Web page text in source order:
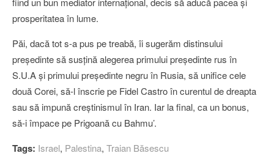
prosperitatea în lume.
Păi, dacă tot s-a pus pe treabă, îi sugerăm distinsului
preşedinte să susţină alegerea primului preşedinte rus în
S.U.A şi primului preşedinte negru în Rusia, să unifice cele
două Corei, să-l înscrie pe Fidel Castro în curentul de dreapta
sau să impună creştinismul în Iran. Iar la final, ca un bonus,
să-i împace pe Prigoană cu Bahmu’.
Tags: Israel, Palestina, Traian Băsescu